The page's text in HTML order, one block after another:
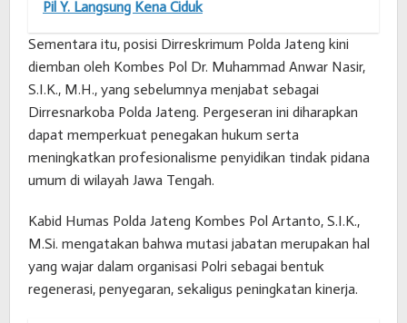
Pil Y. Langsung Kena Ciduk
Sementara itu, posisi Dirreskrimum Polda Jateng kini
diemban oleh Kombes Pol Dr. Muhammad Anwar Nasir,
S.I.K., M.H., yang sebelumnya menjabat sebagai
Dirresnarkoba Polda Jateng. Pergeseran ini diharapkan
dapat memperkuat penegakan hukum serta
meningkatkan profesionalisme penyidikan tindak pidana
umum di wilayah Jawa Tengah.
Kabid Humas Polda Jateng Kombes Pol Artanto, S.I.K.,
M.Si. mengatakan bahwa mutasi jabatan merupakan hal
yang wajar dalam organisasi Polri sebagai bentuk
regenerasi, penyegaran, sekaligus peningkatan kinerja.